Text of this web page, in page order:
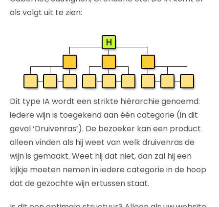
als volgt uit te zien:
Dit type IA wordt een strikte hiërarchie genoemd:
iedere wijn is toegekend aan één categorie (in dit
geval ‘Druivenras’). De bezoeker kan een product
alleen vinden als hij weet van welk druivenras de
wijn is gemaakt. Weet hij dat niet, dan zal hij een
kijkje moeten nemen in iedere categorie in de hoop
dat de gezochte wijn ertussen staat.